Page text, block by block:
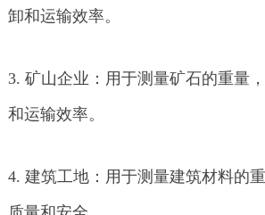
卸和运输效率。
3. 矿山企业：用于测量矿石的重量
和运输效率。
4. 建筑工地：用于测量建筑材料的